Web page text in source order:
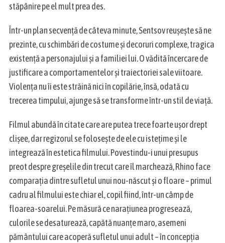
stăpânire pe el mult prea des.
Într-un plan secvență de câteva minute, Sentsov reușește să ne
prezinte, cu schimbări de costume și decoruri complexe, tragica
existență a personajului și a familiei lui. O vădită încercare de
justificare a comportamentelor și traiectoriei sale viitoare.
Violența nu îi este străină nici în copilărie, însă, odată cu
trecerea timpului, ajunge să se transforme într-un stil de viață.
Filmul abundă în citate care are putea trece foarte ușor drept
clișee, dar regizorul se folosește de ele cu istețime și le
integrează în estetica filmului. Povestindu-i unui presupus
preot despre greșelile din trecut care îl marchează, Rhino face
comparația dintre sufletul unui nou-născut și o floare – primul
cadru al filmului este chiar el, copil fiind, într-un câmp de
floarea-soarelui. Pe măsură ce narațiunea progresează,
culorile se desaturează, capătă nuanțe maro, asemeni
pământului care acoperă sufletul unui adult – în concepția